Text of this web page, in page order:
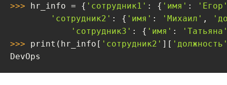
>>> hr_info = { 'сотрудник1' : { 'имя' :
'сотрудник2' : { 'имя' : 'Михаил' ,
'сотрудник3' : { 'имя' :
>>> print(hr_info[ 'сотрудник2' ][